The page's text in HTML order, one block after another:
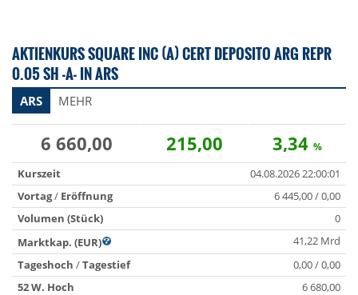
AKTIENKURS SQUARE INC (A) CERT DEPOSITO ARG REPR
0.05 SH -A- IN ARS
ARS MEHR
6 660,00 215,00 3,34 %
Kurszeit
04.08.2026 22:00:01
Vortag/ Eröffnung
6 445,00 / 0,00
Volumen (Stück)
0
Marktkap. (EUR)
41,22 Mrd
Tageshoch /Tagestief
0,00 / 0,00
52 W. Hoch
6 680,00